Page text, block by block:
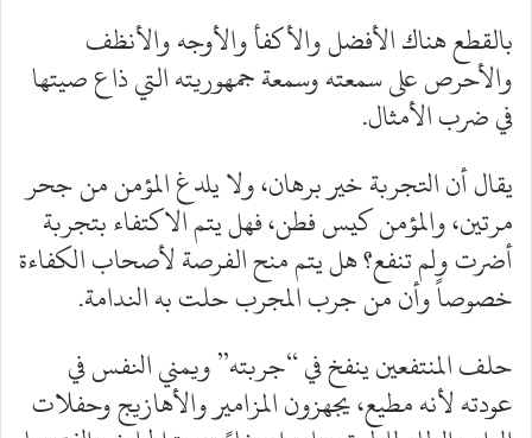
بالقطع هناك الأفضل والأكفأ والأوجه والأنظف
والأحرص على سمعته وسمعة جمهوريته التي ذاع صيتها
في ضرب الأمثال.
يقال أن التجربة خير برهان، ولا يلدغ المؤمن من جحر
مرتين، والمؤمن كيس فطن، فهل يتم الاكتفاء بتجربة
أضرت ولم تنفع؟ هل يتم منح الفرصة لأصحاب الكفاءة
خصوصاً وأن من جرب المجرب حلت به الندامة.
حلف المنتفعين ينفخ في “جربته” ويمني النفس في
عودته لأنه مطيع، يجهزون المزامير والأهازيج وحفلات